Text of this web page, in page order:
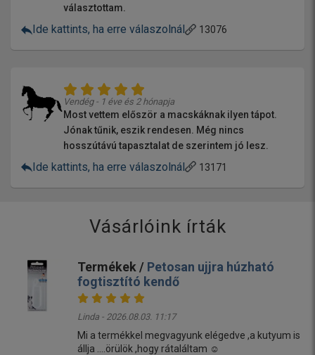
választottam.
Ide kattints, ha erre válaszolnál 13076
Vendég - 1 éve és 2 hónapja
Most vettem először a macskáknak ilyen tápot.
Jónak tűnik, eszik rendesen. Még nincs
hosszútávú tapasztalat de szerintem jó lesz.
Ide kattints, ha erre válaszolnál 13171
Vásárlóink írták
Termékek / Petosan ujjra húzható
fogtisztító kendő
Linda - 2026.08.03. 11:17
Mi a termékkel megvagyunk elégedve ,a kutyum is
állja ....örülök ,hogy rátaláltam ☺️